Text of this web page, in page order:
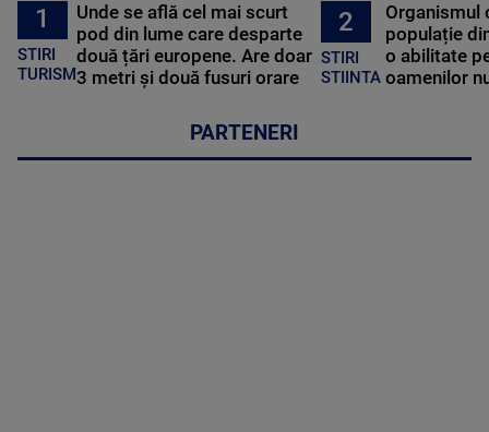
1
STIRI
TURISM
Unde se află cel mai scurt
pod din lume care desparte
două țări europene. Are doar
3 metri și două fusuri orare
2
STIRI
STIINTA
Organismul
populație
o abilitate
oamenilor
PARTENERI